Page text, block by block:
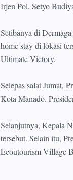
Irjen Pol. Setyo
Setibanya di
home stay di lokasi
Ultimate Victory.
Selepas salat Jumat,
Kota Manado.
Selanjutnya, Kepala
tersebut. Selain itu,
Ecoutourism Village